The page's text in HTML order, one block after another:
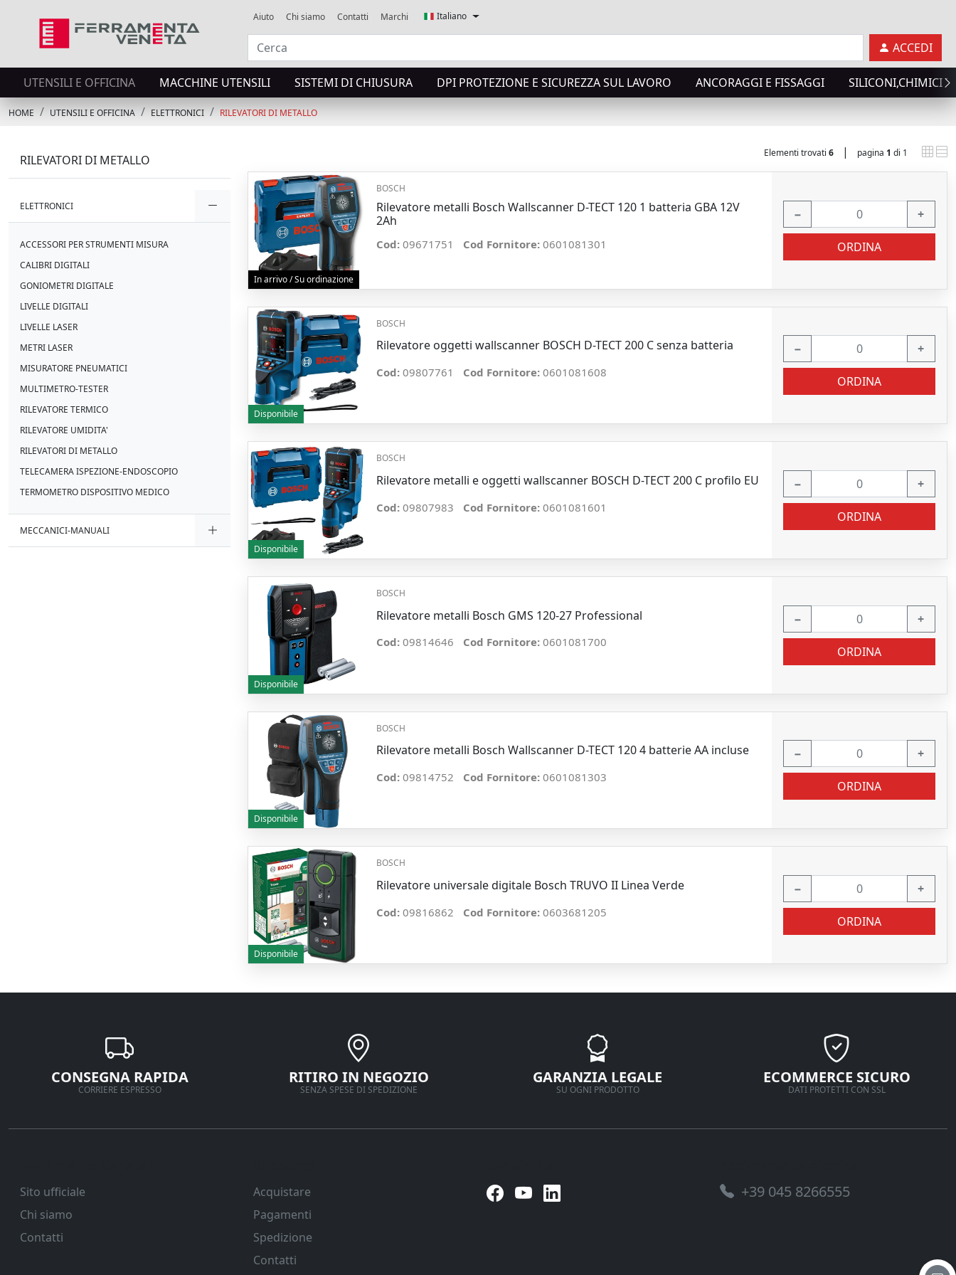
Aiuto Chi siamo Contatti Marchi Italiano
ACCEDI
UTENSILI E OFFICINA MACCHINE UTENSILI SISTEMI DI CHIUSURA DPI PROTEZIONE E SICUREZZA SUL LAVORO ANCORAGGI E FISSAGGI SILICONI,CHIMICI
HOME UTENSILI E OFFICINA ELETTRONICI RILEVATORI DI METALLO
RILEVATORI DI METALLO
ELETTRONICI
ACCESSORI PER STRUMENTI MISURA
CALIBRI DIGITALI
GONIOMETRI DIGITALE
LIVELLE DIGITALI
LIVELLE LASER
METRI LASER
MISURATORE PNEUMATICI
MULTIMETRO-TESTER
RILEVATORE TERMICO
RILEVATORE UMIDITA'
RILEVATORI DI METALLO
TELECAMERA ISPEZIONE-ENDOSCOPIO
TERMOMETRO DISPOSITIVO MEDICO
MECCANICI-MANUALI
Elementi trovati 6 | pagina 1 di 1
In arrivo / Su ordinazione
BOSCH
Rilevatore metalli Bosch Wallscanner D-TECT 120 1 batteria GBA 12V
2Ah
Cod: 09671751 Cod Fornitore: 0601081301
− +
ORDINA
Disponibile
BOSCH
Rilevatore oggetti wallscanner BOSCH D-TECT 200 C senza batteria
Cod: 09807761 Cod Fornitore: 0601081608
− +
ORDINA
Disponibile
BOSCH
Rilevatore metalli e oggetti wallscanner BOSCH D-TECT 200 C profilo EU
Cod: 09807983 Cod Fornitore: 0601081601
− +
ORDINA
Disponibile
BOSCH
Rilevatore metalli Bosch GMS 120-27 Professional
Cod: 09814646 Cod Fornitore: 0601081700
− +
ORDINA
Disponibile
BOSCH
Rilevatore metalli Bosch Wallscanner D-TECT 120 4 batterie AA incluse
Cod: 09814752 Cod Fornitore: 0601081303
− +
ORDINA
Disponibile
BOSCH
Rilevatore universale digitale Bosch TRUVO II Linea Verde
Cod: 09816862 Cod Fornitore: 0603681205
− +
ORDINA
CONSEGNA RAPIDA
CORRIERE ESPRESSO
RITIRO IN NEGOZIO
SENZA SPESE DI SPEDIZIONE
GARANZIA LEGALE
SU OGNI PRODOTTO
ECOMMERCE SICURO
DATI PROTETTI CON SSL
Sito ufficiale
Chi siamo
Contatti
Acquistare
Pagamenti
Spedizione
Contatti
+39 045 8266555